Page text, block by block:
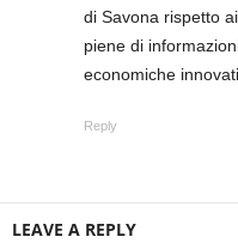
di Savona rispetto
piene di
economiche
Reply
LEAVE A REPLY